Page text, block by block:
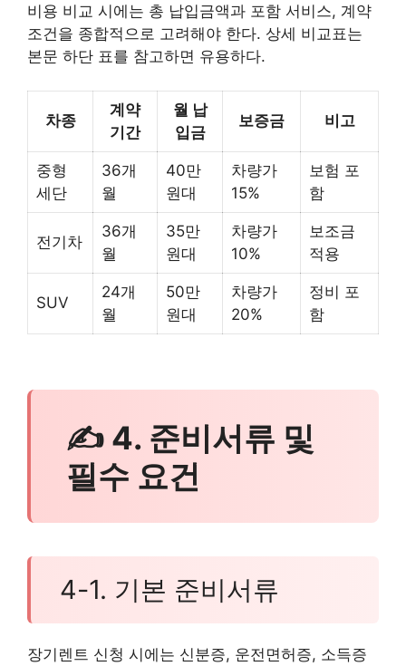
비용 비교 시에는 총 납입금액과 포함 서비스, 계약
조건을 종합적으로 고려해야 한다. 상세 비교표는
본문 하단 표를 참고하면 유용하다.
차종
계약
기간
월 납
입금
보증금 비고
중형
세단
36개
월
40만
원대
차량가
15%
보험 포
함
전기차
36개
월
35만
원대
차량가
10%
보조금
적용
SUV
24개
월
50만
원대
차량가
20%
정비 포
함
✍ 4. 준비서류 및
필수 요건
4-1. 기본 준비서류
장기렌트 신청 시에는 신분증, 운전면허증, 소득증